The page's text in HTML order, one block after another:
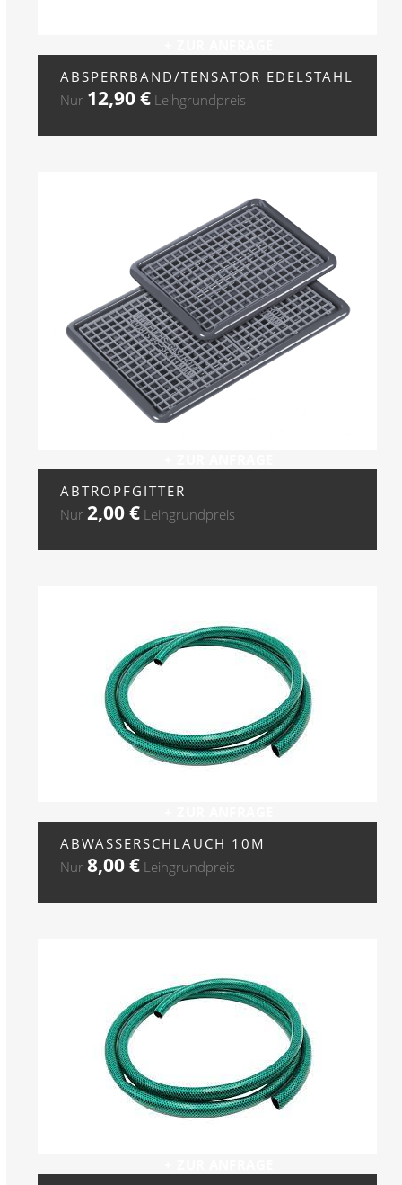
ABSPERRBAND/TENSATOR EDELSTAHL
Nur 12,90€ Leihgrundpreis
ABTROPFGITTER
Nur2,00€ Leihgrundpreis
ABWASSERSCHLAUCH 10M
Nur8,00€ Leihgrundpreis